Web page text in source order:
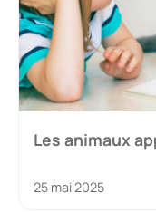
Les animaux
25 mai 2025